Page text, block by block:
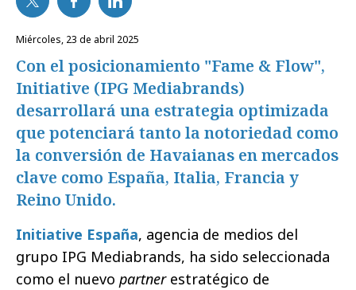
miércoles, 23 de abril 2025
Con el posicionamiento "Fame & Flow",
Initiative (IPG Mediabrands)
desarrollará una estrategia optimizada
que potenciará tanto la notoriedad como
la conversión de Havaianas en mercados
clave como España, Italia, Francia y
Reino Unido.
Initiative España, agencia de medios del
grupo IPG Mediabrands, ha sido seleccionada
como el nuevo partnerestratégico de